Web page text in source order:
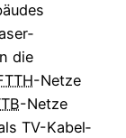
die
-Netze
-Netze
TV-Kabel­